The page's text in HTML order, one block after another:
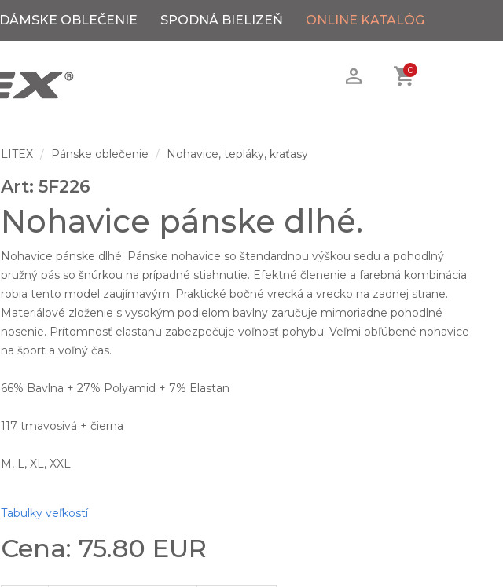
DÁMSKE OBLEČENIE SPODNÁ BIELIZEŇ ONLINE KATALÓG
0
LITEX Pánske oblečenie Nohavice, tepláky, kraťasy
Art: 5F226
Nohavice pánske dlhé.
Nohavice pánske dlhé. Pánske nohavice so štandardnou výškou sedu a pohodlný
pružný pás so šnúrkou na prípadné stiahnutie. Efektné členenie a farebná kombinácia
robia tento model zaujímavým. Praktické bočné vrecká a vrecko na zadnej strane.
Materiálové zloženie s vysokým podielom bavlny zaručuje mimoriadne pohodlné
nosenie. Prítomnosť elastanu zabezpečuje voľnosť pohybu. Veľmi obľúbené nohavice
na šport a voľný čas.
66% Bavlna + 27% Polyamid + 7% Elastan
117 tmavosivá + čierna
M, L, XL, XXL
Tabulky veľkostí
Cena: 75.80 EUR